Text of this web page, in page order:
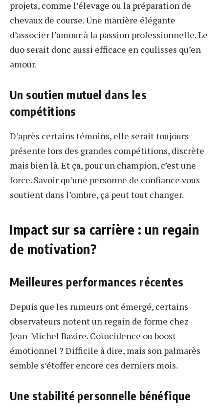
projets, comme l’élevage ou la préparation de
chevaux de course. Une manière élégante
d’associer l’amour à la passion professionnelle. Le
duo serait donc aussi efficace en coulisses qu’en
amour.
Un soutien mutuel dans les
compétitions
D’après certains témoins, elle serait toujours
présente lors des grandes compétitions, discrète
mais bien là. Et ça, pour un champion, c’est une
force. Savoir qu’une personne de confiance vous
soutient dans l’ombre, ça peut tout changer.
Impact sur sa carrière : un regain
de motivation?
Meilleures performances récentes
Depuis que les rumeurs ont émergé, certains
observateurs notent un regain de forme chez
Jean-Michel Bazire. Coïncidence ou boost
émotionnel ? Difficile à dire, mais son palmarès
semble s’étoffer encore ces derniers mois.
Une stabilité personnelle bénéfique